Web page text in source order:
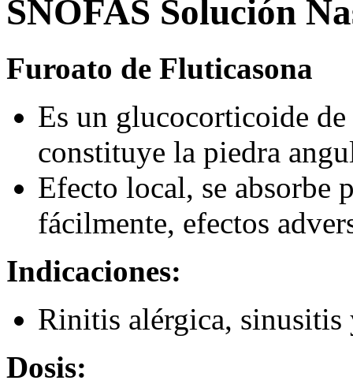
SNOFAS Solución
Furoato de Fluticasona
Es un glucocorticoide
constituye la piedra
Efecto local, se absorbe
fácilmente, efectos
Indicaciones:
Rinitis alérgica, sinusitis
Dosis: